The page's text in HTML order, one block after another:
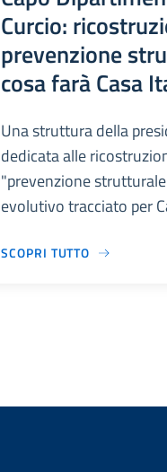
Curcio:
prevenzione
cosa farà Casa
Una struttura della
dedicata alle
"prevenzione
evolutivo tracciato per
SCOPRI TUTTO